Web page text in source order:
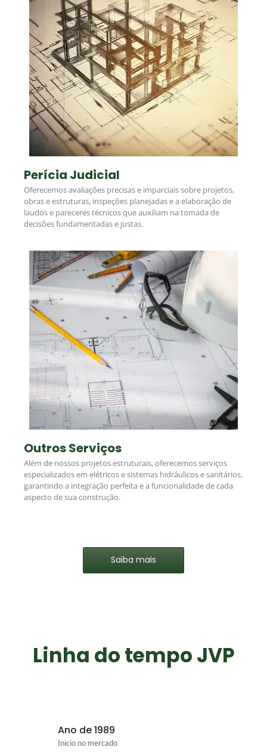
Perícia Judicial
Oferecemos avaliações precisas e imparciais sobre projetos,
obras e estruturas, inspeções planejadas e a elaboração de
laudos e pareceres técnicos que auxiliam na tomada de
decisões fundamentadas e justas.
Outros Serviços
Além de nossos projetos estruturais, oferecemos serviços
especializados em elétricos e sistemas hidráulicos e sanitários,
garantindo a integração perfeita e a funcionalidade de cada
aspecto de sua construção.
Saiba mais
Linha do tempo JVP
Ano de 1989
Início no mercado